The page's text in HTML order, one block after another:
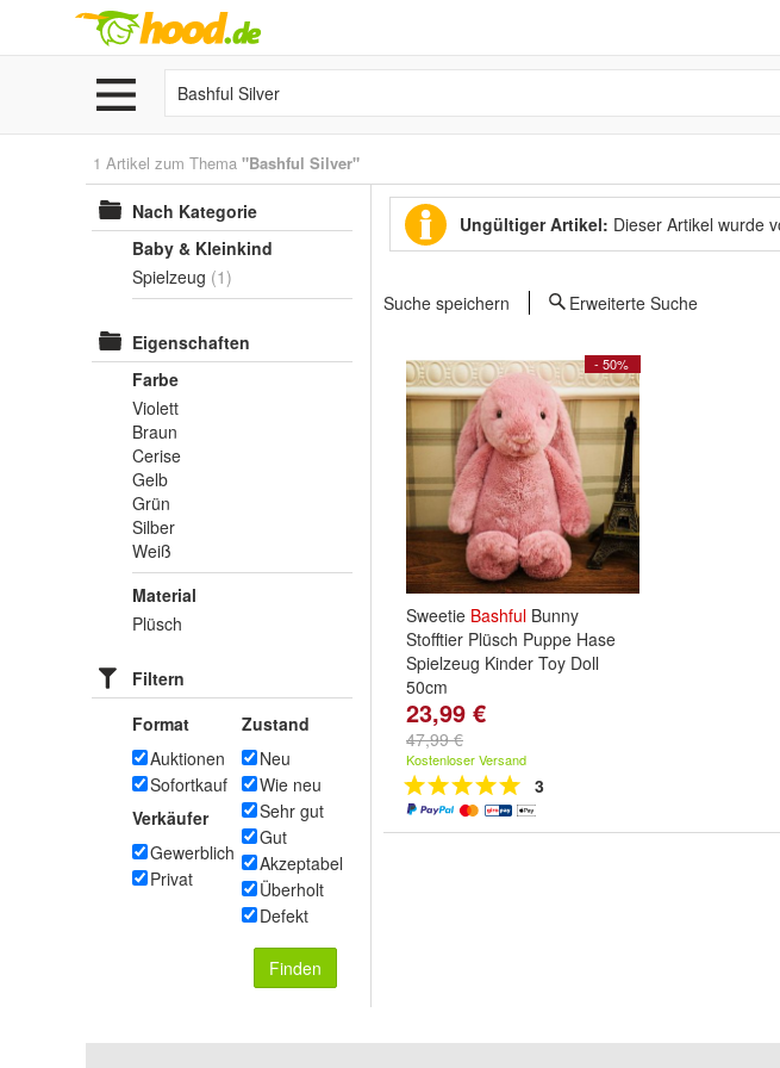
1 Artikel zum Thema "Bashful Silver"
Nach Kategorie
Baby & Kleinkind
Spielzeug (1)
Eigenschaften
Farbe
Violett
Braun
Cerise
Gelb
Grün
Silber
Weiß
Material
Plüsch
Filtern
Format
Auktionen
Sofortkauf
Verkäufer
Gewerblich
Privat
Zustand
Neu
Wie neu
Sehr gut
Gut
Akzeptabel
Überholt
Defekt
Finden
Ungültiger Artikel: Dieser Artikel wurde
Suche speichern Erweiterte Suche
- 50%
Sweetie Bashful Bunny
Stofftier Plüsch Puppe Hase
Spielzeug Kinder Toy Doll
50cm
Farbe:Cerise
undweitere ...
23,99 €
47,99 €
Kostenloser Versand
3